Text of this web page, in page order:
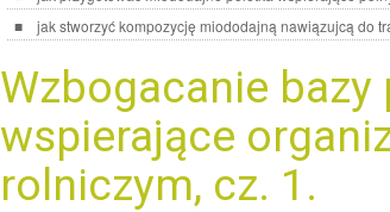
jak stworzyć kompozycję miododajną nawiązujcą do
Wzbogacanie
wspierające
rolniczym, cz. 1.